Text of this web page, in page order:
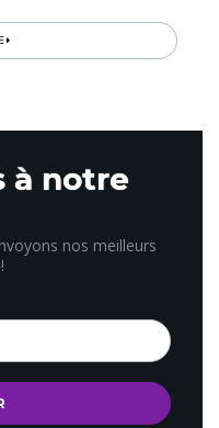
et où la nature
à 770
à notre
nos meilleurs